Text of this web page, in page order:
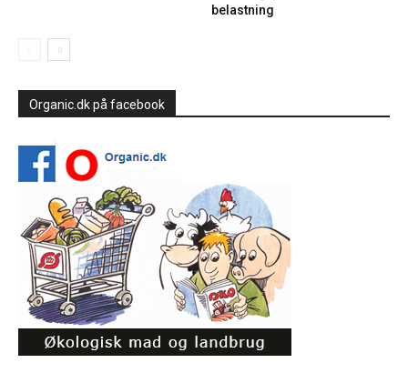
belastning
Organic.dk på facebook